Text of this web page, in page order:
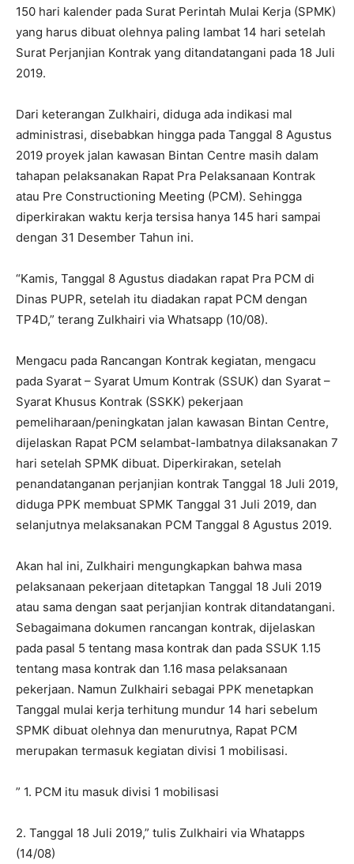
150 hari kalender pada Surat Perintah Mulai Kerja (SPMK)
yang harus dibuat olehnya paling lambat 14 hari setelah
Surat Perjanjian Kontrak yang ditandatangani pada 18 Juli
2019.
Dari keterangan Zulkhairi, diduga ada indikasi mal
administrasi, disebabkan hingga pada Tanggal 8 Agustus
2019 proyek jalan kawasan Bintan Centre masih dalam
tahapan pelaksanakan Rapat Pra Pelaksanaan Kontrak
atau Pre Constructioning Meeting (PCM). Sehingga
diperkirakan waktu kerja tersisa hanya 145 hari sampai
dengan 31 Desember Tahun ini.
“Kamis, Tanggal 8 Agustus diadakan rapat Pra PCM di
Dinas PUPR, setelah itu diadakan rapat PCM dengan
TP4D,” terang Zulkhairi via Whatsapp (10/08).
Mengacu pada Rancangan Kontrak kegiatan, mengacu
pada Syarat – Syarat Umum Kontrak (SSUK) dan Syarat –
Syarat Khusus Kontrak (SSKK) pekerjaan
pemeliharaan/peningkatan jalan kawasan Bintan Centre,
dijelaskan Rapat PCM selambat-lambatnya dilaksanakan 7
hari setelah SPMK dibuat. Diperkirakan, setelah
penandatanganan perjanjian kontrak Tanggal 18 Juli 2019,
diduga PPK membuat SPMK Tanggal 31 Juli 2019, dan
selanjutnya melaksanakan PCM Tanggal 8 Agustus 2019.
Akan hal ini, Zulkhairi mengungkapkan bahwa masa
pelaksanaan pekerjaan ditetapkan Tanggal 18 Juli 2019
atau sama dengan saat perjanjian kontrak ditandatangani.
Sebagaimana dokumen rancangan kontrak, dijelaskan
pada pasal 5 tentang masa kontrak dan pada SSUK 1.15
tentang masa kontrak dan 1.16 masa pelaksanaan
pekerjaan. Namun Zulkhairi sebagai PPK menetapkan
Tanggal mulai kerja terhitung mundur 14 hari sebelum
SPMK dibuat olehnya dan menurutnya, Rapat PCM
merupakan termasuk kegiatan divisi 1 mobilisasi.
” 1. PCM itu masuk divisi 1 mobilisasi
2. Tanggal 18 Juli 2019,” tulis Zulkhairi via Whatapps
(14/08)